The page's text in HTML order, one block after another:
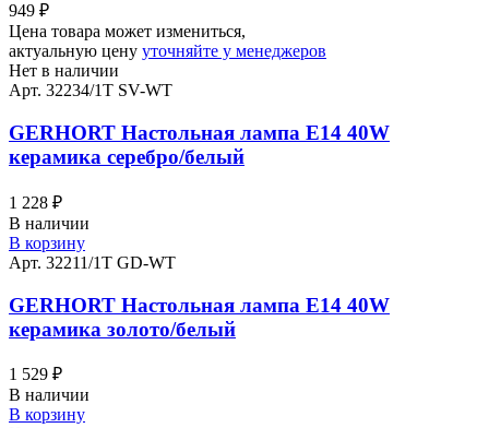
949 ₽
Цена товара может измениться,
актуальную цену уточняйте у менеджеров
Нет в наличии
Арт. 32234/1T SV-WT
GERHORT Настольная лампа Е14 40W
керамика серебро/белый
1 228 ₽
В наличии
В корзину
Арт. 32211/1T GD-WT
GERHORT Настольная лампа Е14 40W
керамика золото/белый
1 529 ₽
В наличии
В корзину